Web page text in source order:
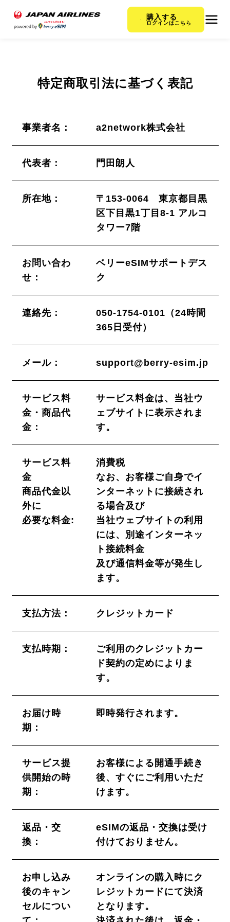
購入する
ログインはこちら
特定商取引法に基づく表記
事業者名： a2network株式会社
代表者： 門田朗人
所在地：
〒153-0064 東京都目黒
区下目黒1丁目8-1 アルコ
タワー7階
お問い合わ
せ：
ベリーeSIMサポートデス
ク
連絡先：
050-1754-0101（24時間
365日受付）
メール： support@berry-esim.jp
サービス料
金・商品代
金：
サービス料金は、当社ウ
ェブサイトに表示されま
す。
サービス料
金
商品代金以
外に
必要な料金:
消費税
なお、お客様ご自身でイ
ンターネットに接続され
る場合及び
当社ウェブサイトの利用
には、別途インターネッ
ト接続料金
及び通信料金等が発生し
ます。
支払方法： クレジットカード
支払時期：
ご利用のクレジットカー
ド契約の定めによりま
す。
お届け時
期：
即時発行されます。
サービス提
供開始の時
期：
お客様による開通手続き
後、すぐにご利用いただ
けます。
返品・交
換：
eSIMの返品・交換は受け
付けておりません。
お申し込み
後のキャン
セルについ
オンラインの購入時にク
レジットカードにて決済
となります。